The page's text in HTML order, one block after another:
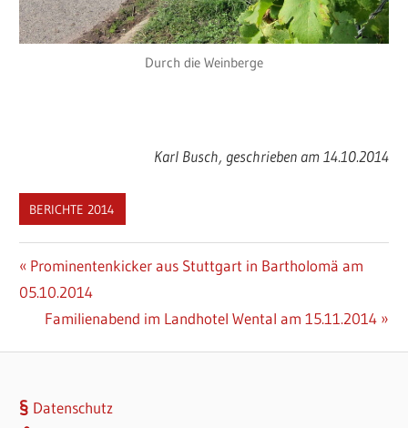
Durch die Weinberge
Karl Busch, geschrieben am 14.10.2014
BERICHTE 2014
Beitragsnavigation
Vorheriger
Beitrag:
Prominentenkicker aus Stuttgart in Bartholomä am
05.10.2014
Nächster
Familienabend im Landhotel Wental am 15.11.2014
Datenschutz